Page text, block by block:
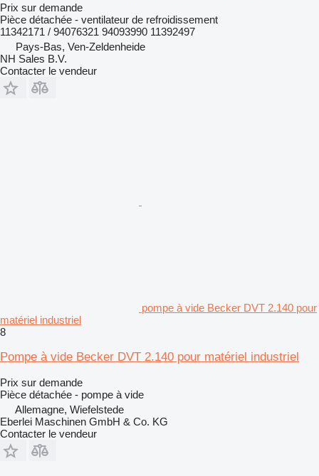
Prix sur demande
Pièce détachée - ventilateur de refroidissement
11342171 / 94076321 94093990 11392497
Pays-Bas, Ven-Zeldenheide
NH Sales B.V.
Contacter le vendeur
pompe à vide Becker DVT 2.140 pour
matériel industriel
8
Pompe à vide Becker DVT 2.140 pour matériel industriel
Prix sur demande
Pièce détachée - pompe à vide
Allemagne, Wiefelstede
Eberlei Maschinen GmbH & Co. KG
Contacter le vendeur